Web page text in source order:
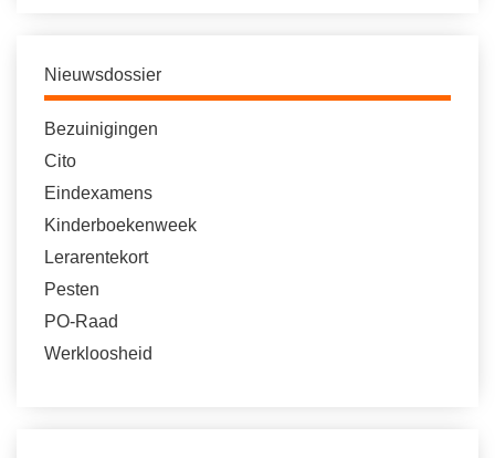
Nieuwsdossier
Bezuinigingen
Cito
Eindexamens
Kinderboekenweek
Lerarentekort
Pesten
PO-Raad
Werkloosheid